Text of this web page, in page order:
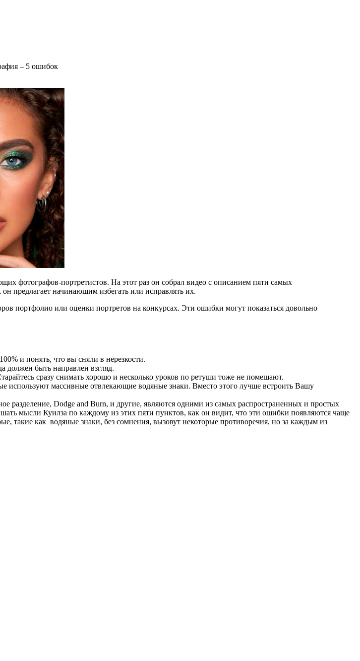
– 5 ошибок
фотографов-портретистов. На этот раз он собрал видео с описанием пяти самых
предлагает начинающим избегать или исправлять их.
портфолио или оценки портретов на конкурсах. Эти ошибки могут показаться довольно
и понять, что вы сняли в нерезкости.
должен быть направлен взгляд.
сразу снимать хорошо и несколько уроков по ретуши тоже не помешают.
используют массивные отвлекающие водяные знаки. Вместо этого лучше встроить Вашу
разделение, Dodge and Burn, и другие, являются одними из самых распространенных и простых
мысли Куилза по каждому из этих пяти пунктов, как он видит, что эти ошибки появляются чаще
такие как водяные знаки, без сомнения, вызовут некоторые противоречия, но за каждым из